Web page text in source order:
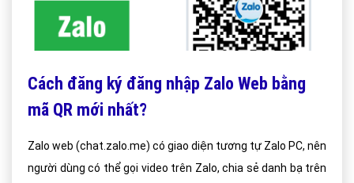
Cách đăng ký đăng nhập Zalo Web bằng
mã QR mới nhất?
Zalo web (chat.zalo.me) có giao diện tương tự Zalo PC, nên
người dùng có thể gọi video trên Zalo, chia sẻ danh bạ trên